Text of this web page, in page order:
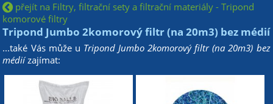
přejít na Filtry, filtrační sety a filtrační materiály - Tripond
komorové filtry
Tripond Jumbo 2komorový filtr (na 20m3) bez médií
...také Vás může u Tripond Jumbo 2komorový filtr (na 20m3) bez
médiízajímat: